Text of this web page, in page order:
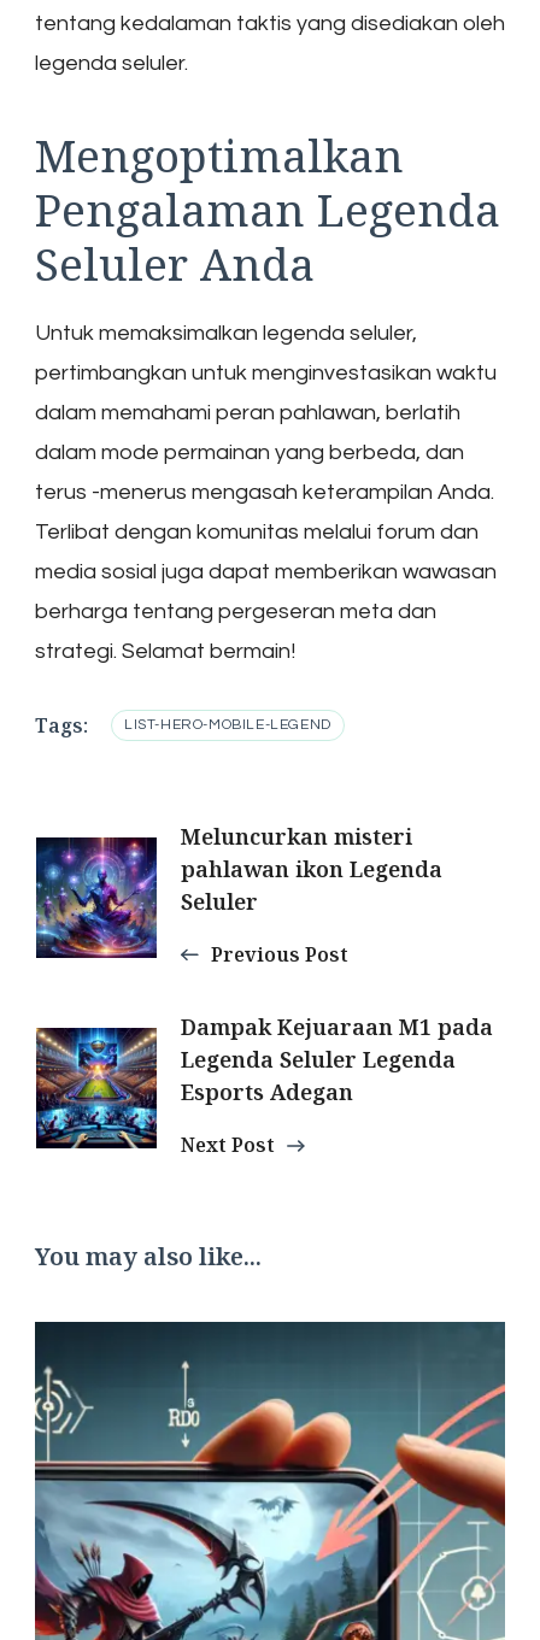
tentang kedalaman taktis yang disediakan oleh
legenda seluler.
Mengoptimalkan
Pengalaman Legenda
Seluler Anda
Untuk memaksimalkan legenda seluler,
pertimbangkan untuk menginvestasikan waktu
dalam memahami peran pahlawan, berlatih
dalam mode permainan yang berbeda, dan
terus -menerus mengasah keterampilan Anda.
Terlibat dengan komunitas melalui forum dan
media sosial juga dapat memberikan wawasan
berharga tentang pergeseran meta dan
strategi. Selamat bermain!
Tags: LIST-HERO-MOBILE-LEGEND
Post
Navigation
Meluncurkan misteri
pahlawan ikon Legenda
Seluler
Previous Post
Dampak Kejuaraan M1 pada
Legenda Seluler Legenda
Esports Adegan
Next Post
You may also like...